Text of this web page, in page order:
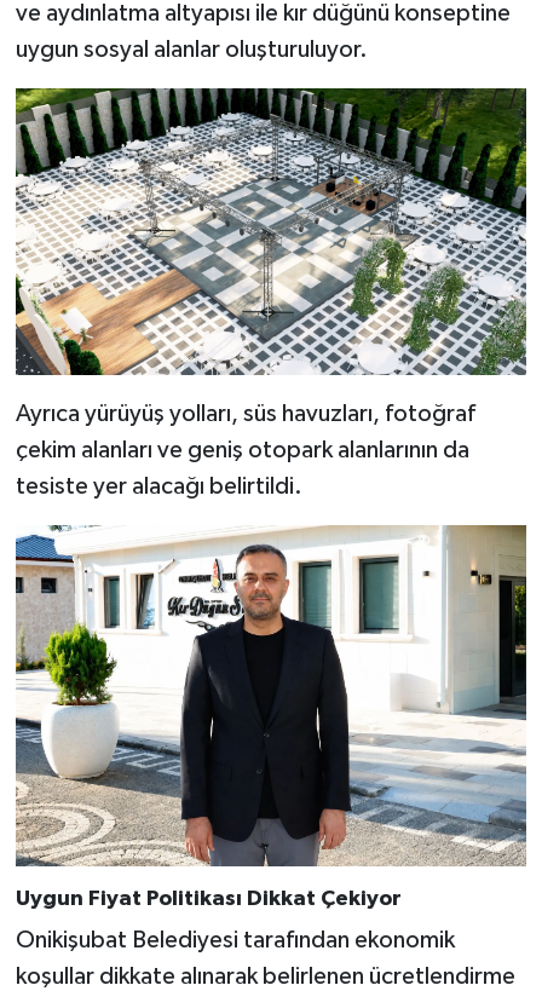
ve aydınlatma altyapısı ile kır düğünü konseptine
uygun sosyal alanlar oluşturuluyor.
Ayrıca yürüyüş yolları, süs havuzları, fotoğraf
çekim alanları ve geniş otopark alanlarının da
tesiste yer alacağı belirtildi.
Uygun Fiyat Politikası Dikkat Çekiyor
Onikişubat Belediyesi tarafından ekonomik
koşullar dikkate alınarak belirlenen ücretlendirme